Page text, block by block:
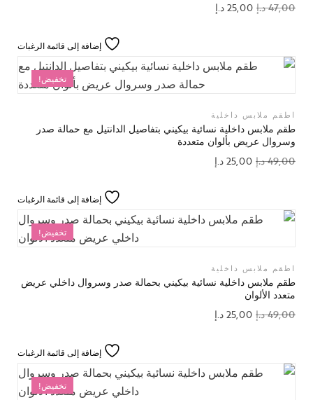
47,00د.إ 25,00د.إ
إضافة إلى قائمة الرغبات
تخفيض!
اطقم ملابس داخلية
طقم ملابس داخلية نسائية بيكيني بتفاصيل الدانتيل مع حمالة صدر
وسروال عريض بألوان متعددة
49,00د.إ 25,00د.إ
إضافة إلى قائمة الرغبات
تخفيض!
اطقم ملابس داخلية
طقم ملابس داخلية نسائية بيكيني بحمالة صدر وسروال داخلي عريض
متعدد الألوان
49,00د.إ 25,00د.إ
إضافة إلى قائمة الرغبات
تخفيض!